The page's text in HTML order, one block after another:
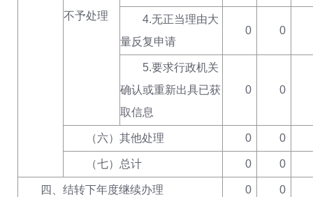
不予处理
4.无正当理由大
量反复申请
0 0
5.要求行政机关
确认或重新出具已获
取信息
0 0
（六）其他处理 0 0
（七）总计 0 0
四、结转下年度继续办理 0 0